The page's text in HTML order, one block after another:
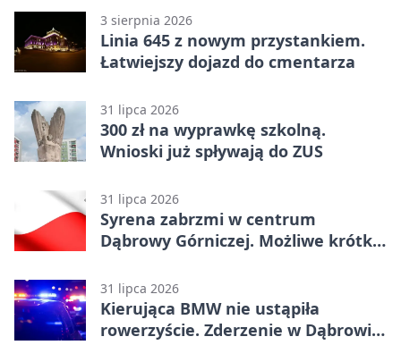
3 sierpnia 2026
Linia 645 z nowym przystankiem.
Łatwiejszy dojazd do cmentarza
31 lipca 2026
300 zł na wyprawkę szkolną.
Wnioski już spływają do ZUS
31 lipca 2026
Syrena zabrzmi w centrum
Dąbrowy Górniczej. Możliwe krótkie
31 lipca 2026
Kierująca BMW nie ustąpiła
rowerzyście. Zderzenie w Dąbrowie